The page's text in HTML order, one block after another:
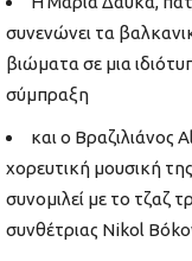
συνενώνει τα
βιώματα σε μια
σύμπραξη
και ο Βραζιλιάνος
χορευτική μουσική
συνομιλεί με το τζαζ
συνθέτριας Nikol